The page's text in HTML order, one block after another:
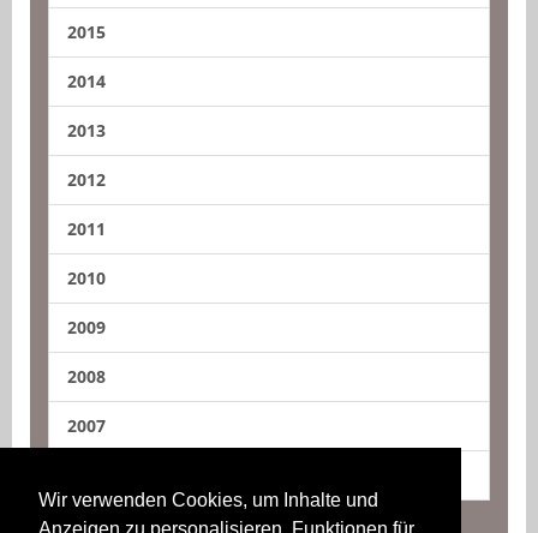
Wir verwenden Cookies, um Inhalte und
2015
2014
2013
2012
2011
2010
2009
2008
2007